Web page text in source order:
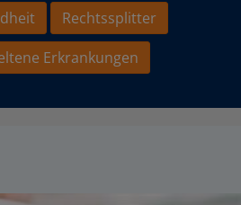
Rechtssplitter
Erkrankungen